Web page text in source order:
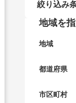
絞り込み
地域を
地域
都道府県
市区町村